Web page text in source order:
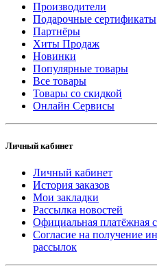
Производители
Подарочные сертификаты
Партнёры
Хиты Продаж
Новинки
Популярные товары
Все товары
Товары со скидкой
Онлайн Сервисы
Личный кабинет
Личный кабинет
История заказов
Мои закладки
Рассылка новостей
Официальная платёжная
Согласие на получение
рассылок